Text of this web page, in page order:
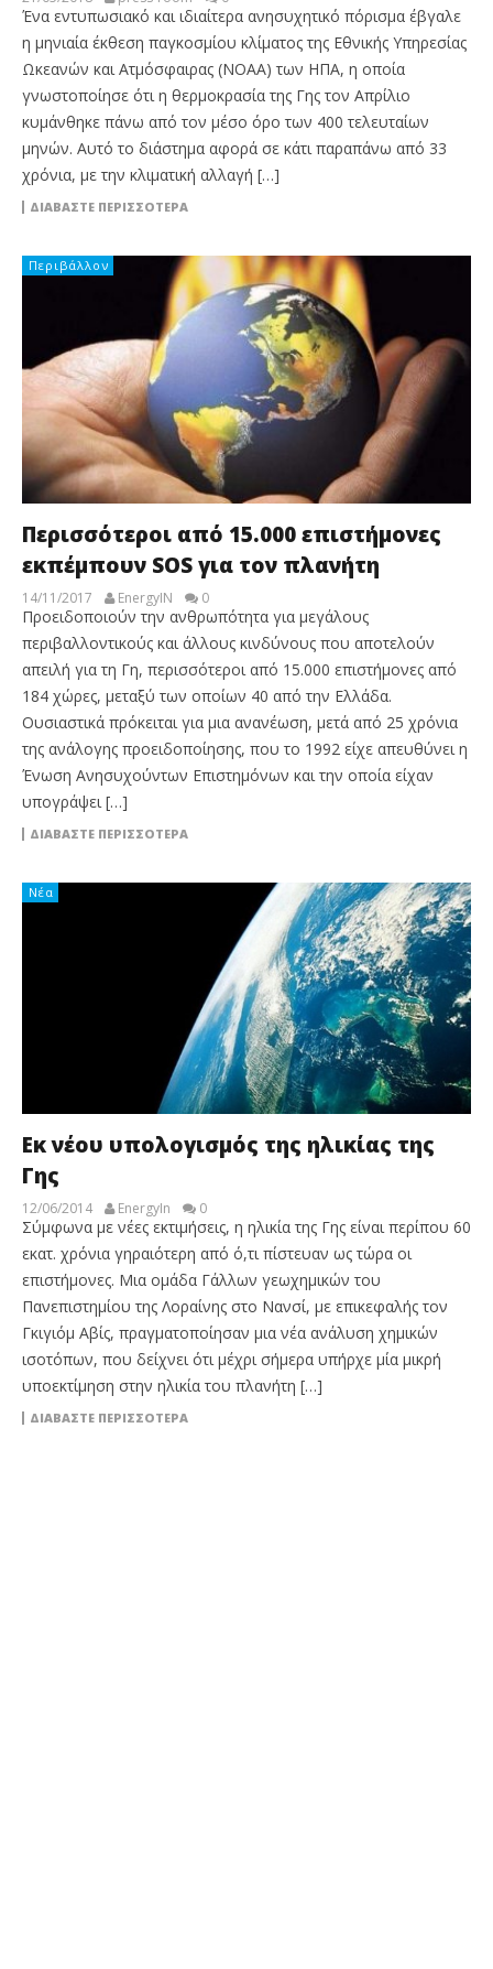
Ένα εντυπωσιακό και ιδιαίτερα ανησυχητικό πόρισμα έβγαλε
η μηνιαία έκθεση παγκοσμίου κλίματος της Εθνικής Υπηρεσίας
Ωκεανών και Ατμόσφαιρας (NOAA) των ΗΠΑ, η οποία
γνωστοποίησε ότι η θερμοκρασία της Γης τον Απρίλιο
κυμάνθηκε πάνω από τον μέσο όρο των 400 τελευταίων
μηνών. Αυτό το διάστημα αφορά σε κάτι παραπάνω από 33
χρόνια, με την κλιματική αλλαγή […]
ΔΙΑΒΆΣΤΕ ΠΕΡΙΣΣΌΤΕΡΑ
Περιβάλλον
Περισσότεροι από 15.000 επιστήμονες
εκπέμπουν SOS για τον πλανήτη
14/11/2017 EnergyIN 0
Προειδοποιούν την ανθρωπότητα για μεγάλους
περιβαλλοντικούς και άλλους κινδύνους που αποτελούν
απειλή για τη Γη, περισσότεροι από 15.000 επιστήμονες από
184 χώρες, μεταξύ των οποίων 40 από την Ελλάδα.
Ουσιαστικά πρόκειται για μια ανανέωση, μετά από 25 χρόνια
της ανάλογης προειδοποίησης, που το 1992 είχε απευθύνει η
Ένωση Ανησυχούντων Επιστημόνων και την οποία είχαν
υπογράψει […]
ΔΙΑΒΆΣΤΕ ΠΕΡΙΣΣΌΤΕΡΑ
Νέα
Εκ νέου υπολογισμός της ηλικίας της
Γης
12/06/2014 EnergyIn 0
Σύμφωνα με νέες εκτιμήσεις, η ηλικία της Γης είναι περίπου 60
εκατ. χρόνια γηραιότερη από ό,τι πίστευαν ως τώρα οι
επιστήμονες. Μια ομάδα Γάλλων γεωχημικών του
Πανεπιστημίου της Λοραίνης στο Νανσί, με επικεφαλής τον
Γκιγιόμ Αβίς, πραγματοποίησαν μια νέα ανάλυση χημικών
ισοτόπων, που δείχνει ότι μέχρι σήμερα υπήρχε μία μικρή
υποεκτίμηση στην ηλικία του πλανήτη […]
ΔΙΑΒΆΣΤΕ ΠΕΡΙΣΣΌΤΕΡΑ